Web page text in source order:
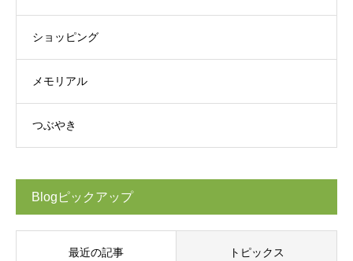
ショッピング
メモリアル
つぶやき
Blogピックアップ
最近の記事 トピックス